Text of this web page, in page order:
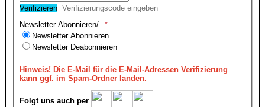
Verifizieren
Newsletter Abonnieren/
Newsletter Abonnieren
Newsletter Deabonnieren
Hinweis! Die E-Mail für die E-Mail-Adressen Verifizierung
kann ggf. im Spam-Ordner landen.
Folgt uns auch per